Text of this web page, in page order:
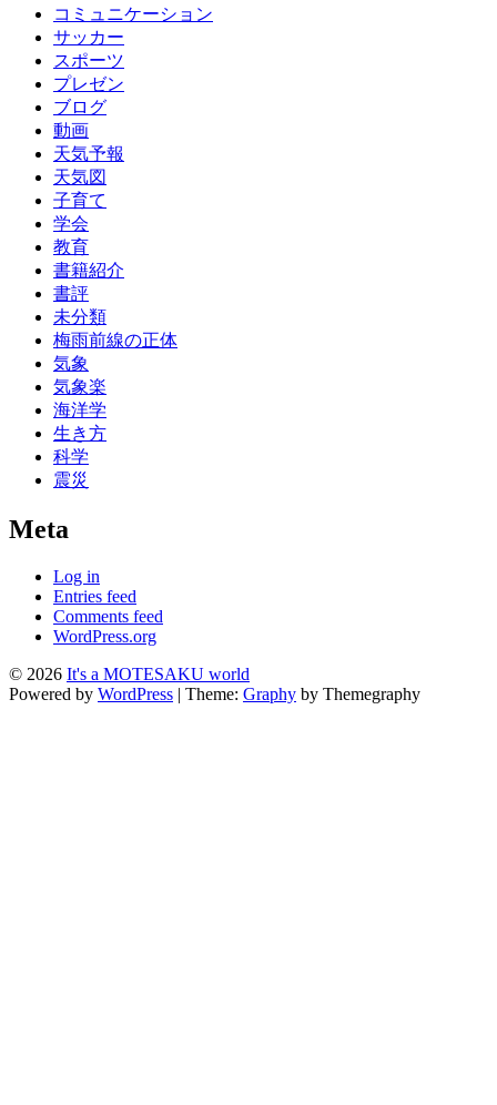
コミュニケーション
サッカー
スポーツ
プレゼン
ブログ
動画
天気予報
天気図
子育て
学会
教育
書籍紹介
書評
未分類
梅雨前線の正体
気象
気象楽
海洋学
生き方
科学
震災
Meta
Log in
Entries feed
Comments feed
WordPress.org
© 2026 It's a MOTESAKU world
Powered by WordPress | Theme: Graphy by Themegraphy